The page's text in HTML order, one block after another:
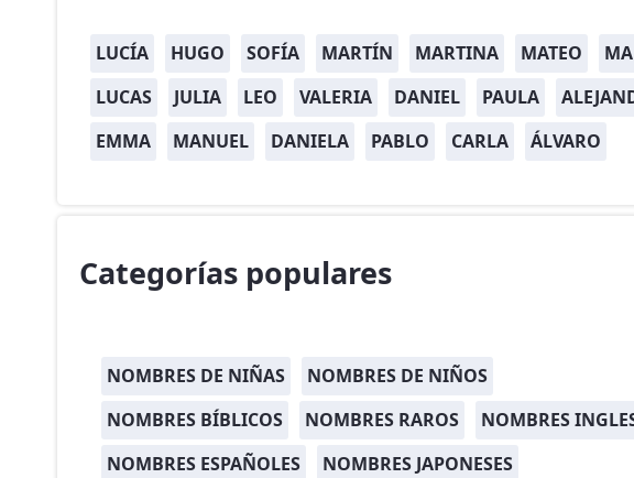
LUCÍA HUGO SOFÍA MARTÍN MARTINA MATEO
LUCAS
JULIA LEO VALERIA DANIEL PAULA
EMMA
MANUEL DANIELA PABLO CARLA ÁLVARO
Categorías populares
NOMBRES DE NIÑAS
NOMBRES DE NIÑOS
NOMBRES BÍBLICOS
NOMBRES RAROS
NOMBRES
NOMBRES ESPAÑOLES
NOMBRES JAPONESES